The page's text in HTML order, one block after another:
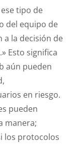
tipo de
del equipo de
a la decisión de
Esto significa
aún pueden
en riesgo.
pueden
manera;
los protocolos